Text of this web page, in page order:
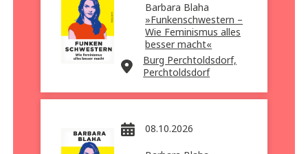
Barbara Blaha
»Funkenschwestern –
Wie Feminismus alles
besser macht«
Burg Perchtoldsdorf,
Perchtoldsdorf
08.10.2026